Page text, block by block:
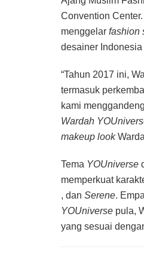
Convention
menggelar fashion
desainer
“Tahun 2017 ini,
termasuk
kami
Wardah
makeup look
Tema YOUniverse
memperkuat
, dan Serene.
YOUniverse pula,
yang sesuai